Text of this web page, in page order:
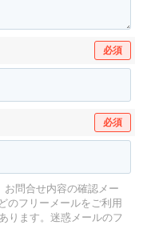
必須
必須
問合せ内容の確認メー
のフリーメールをご利用
ります。 迷惑メールのフ